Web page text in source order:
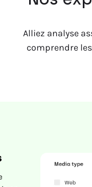
Alliez analyse
comprendre